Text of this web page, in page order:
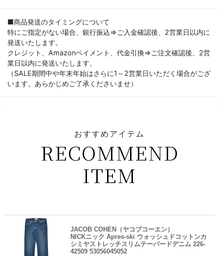
■商品発送のタイミングについて
特にご指定がない場合、銀行振込⇒ご入金確認後、2営業日以内に
発送いたします。
クレジット、Amazonペイメント、代金引換⇒ご注文確認後、2営
業日以内に発送いたします。
（SALE期間中や年末年始はさらに1～2営業日いただく場合がござ
います。あらかじめご了承くださいませ）
おすすめアイテム
RECOMMEND
ITEM
JACOB COHEN（ヤコブコーエン）
NICKニック Apres-ski ウォッシュドコットンカ
シミヤストレッチスリムテーパードデニム 226-
42509 53056045052